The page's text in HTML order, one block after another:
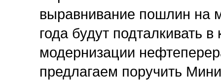
выравнивание пошлин на
года будут подталкивать
модернизации
предлагаем поручить